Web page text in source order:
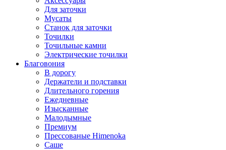
Для заточки
Мусаты
Станок для заточки
Точилки
Точильные камни
Электрические точилки
Благовония
В дорогу
Держатели и подставки
Длительного горения
Ежедневные
Изысканные
Малодымные
Премиум
Прессованые Himenoka
Саше